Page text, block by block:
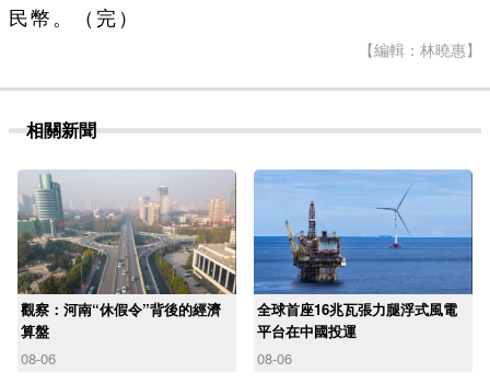
民幣。（完）
【編輯：林曉惠】
相關新聞
觀察：河南“休假令”背後的經濟
算盤
08-06
全球首座16兆瓦張力腿浮式風電
平台在中國投運
08-06